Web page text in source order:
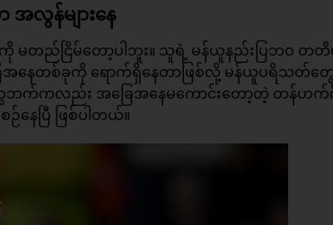
လွန်များနေ
မတည်ငြိမ်တော့ပါဘူး။ သူရဲ့ မန်ယူနည်းပြဘဝ တ
ေအနေတစ်ခုကို ရောက်ရှိနေတာဖြစ်လို့ မန်ယူပရိသတ်
က်ကလည်း အခြေအနေမကောင်းတော့တဲ့ တန်ဟ
နေပြီ ဖြစ်ပါတယ်။